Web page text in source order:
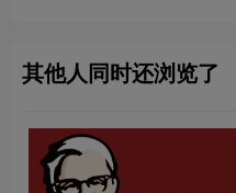
其他人同时还浏览了